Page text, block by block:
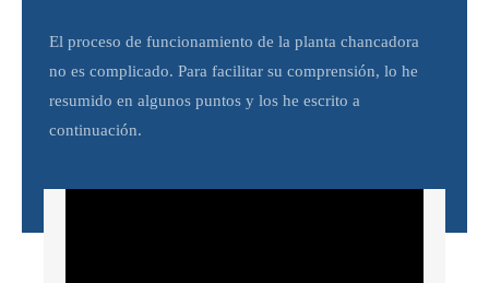
El proceso de funcionamiento de la planta chancadora
no es complicado. Para facilitar su comprensión, lo he
resumido en algunos puntos y los he escrito a
continuación.